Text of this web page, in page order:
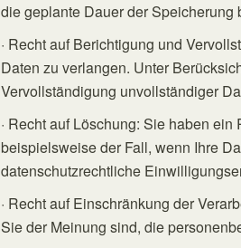
die geplante Dauer der Speicherung
· Recht auf Berichtigung und
Daten zu verlangen. Unter
Vervollständigung unvollständiger
· Recht auf Löschung: Sie haben
beispielsweise der Fall, wenn Ihre
datenschutzrechtliche
· Recht auf Einschränkung der
Sie der Meinung sind, die